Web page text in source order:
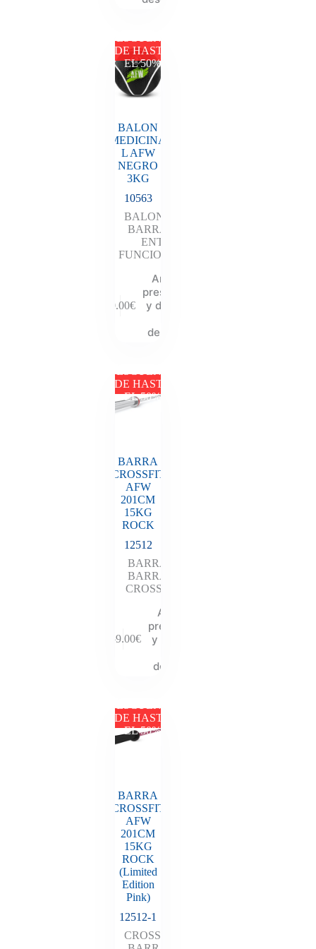
DE HASTA
EL 50%
BALON
MEDICINA
L AFW
NEGRO
3KG
10563
BALONES
BARRAS
ENT
FUNCIONAL
30.00€
Añadir al
presupuesto
y descubre
descuento
DE HASTA
EL 50%
BARRA
CROSSFIT
AFW
201CM
15KG
ROCK
12512
BARRAS
BARRAS
CROSSFIT
259.00€
Añadir al
presupuesto
y descubre
descuento
DE HASTA
EL 50%
BARRA
CROSSFIT
AFW
201CM
15KG
ROCK
(Limited
Edition
Pink)
12512-1
CROSSFIT